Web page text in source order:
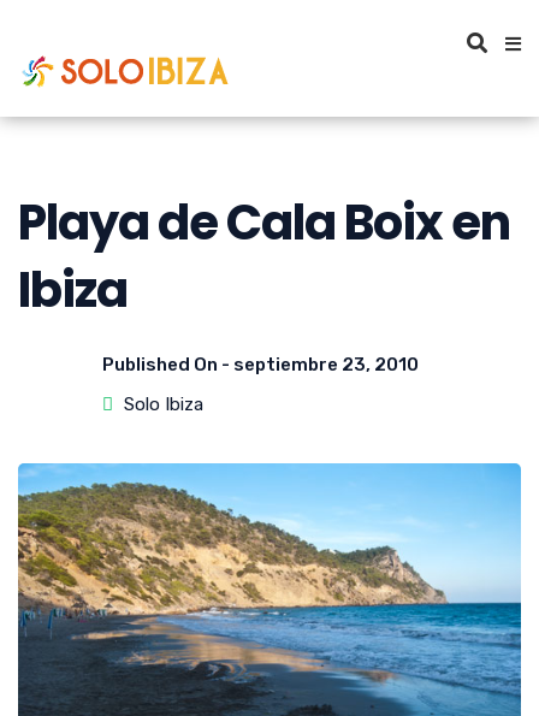
Playa de Cala Boix en
Ibiza
Published On - septiembre 23, 2010
Solo Ibiza